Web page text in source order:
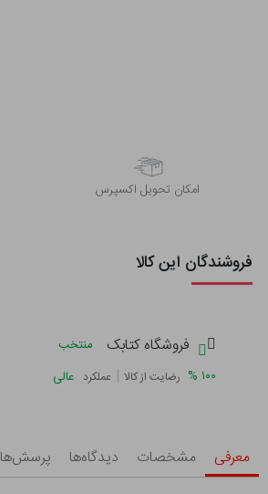
اﻣﮑﺎن ﺗﺤﻮﯾﻞ اﮐﺴﭙﺮس
فروشندگان این کالا
فروشگاه کتابک
منتخب
۱۰۰ % رضایت از کالا | عملکرد عالی
معرفی مشخصات دیدگاه‌ها پرسش‌ها